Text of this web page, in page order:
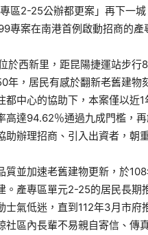
區2-25公辦都更案」再下一
專案在南港首例啟動招商的產
於西新里，距昆陽捷運站步
年，居民有感於翻新老舊建
都中心的協助下，本案僅以近
高達94.62％通過九成門檻，
助辦理招商、引入出資者，朝
質並加速老舊建物更新，於
。產專區單元2-25的居民長
士氣低迷，直到112年3月市
社區內長輩不易親自寄信、傳